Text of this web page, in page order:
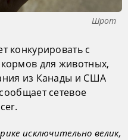
Шрот
конкурировать с
для животных,
из Канады и США
сетевое
исключительно велик,